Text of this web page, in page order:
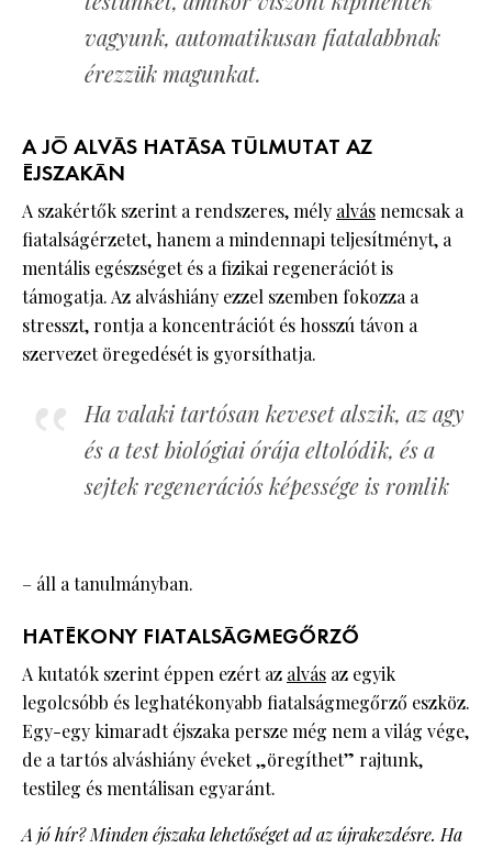
vagyunk, automatikusan fiatalabbnak
érezzük magunkat.
A JÓ ALVÁS HATÁSA TÚLMUTAT AZ
ÉJSZAKÁN
A szakértők szerint a rendszeres, mély alvásnemcsak a
fiatalságérzetet, hanem a mindennapi teljesítményt, a
mentális egészséget és a fizikai regenerációt is
támogatja. Az alváshiány ezzel szemben fokozza a
stresszt, rontja a koncentrációt és hosszú távon a
szervezet öregedését is gyorsíthatja.
Ha valaki tartósan keveset alszik, az agy
és a test biológiai órája eltolódik, és a
sejtek regenerációs képessége is romlik
– áll a tanulmányban.
HATÉKONY FIATALSÁGMEGŐRZŐ
A kutatók szerint éppen ezért az alvás az egyik
legolcsóbb és leghatékonyabb fiatalságmegőrző eszköz.
Egy-egy kimaradt éjszaka persze még nem a világ vége,
de a tartós alváshiány éveket „öregíthet” rajtunk,
testileg és mentálisan egyaránt.
A jó hír? Minden éjszaka lehetőséget ad az újrakezdésre. Ha